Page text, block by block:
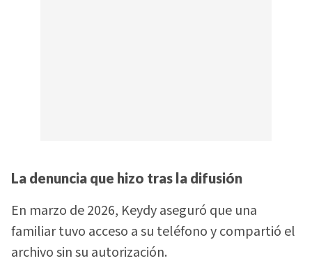
La denuncia que hizo tras la difusión
En marzo de 2026, Keydy aseguró que una
familiar tuvo acceso a su teléfono y compartió el
archivo sin su autorización.